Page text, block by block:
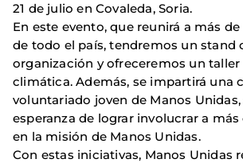
21 de julio en Covaleda, Soria.
En este evento, que reunirá a más
de todo el país, tendremos un stand
organización y ofreceremos un
climática. Además, se impartirá una
voluntariado joven de Manos
esperanza de lograr involucrar a más
en la misión de Manos Unidas.
Con estas iniciativas, Manos Unidas